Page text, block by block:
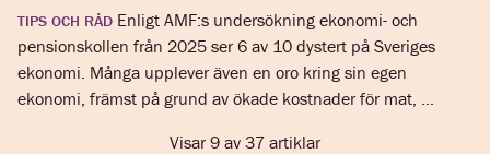
TIPS OCH RÅD Enligt AMF:s undersökning ekonomi- och
pensionskollen från 2025 ser 6 av 10 dystert på Sveriges
ekonomi. Många upplever även en oro kring sin egen
ekonomi, främst på grund av ökade kostnader för mat, ...
Visar 9 av 37 artiklar